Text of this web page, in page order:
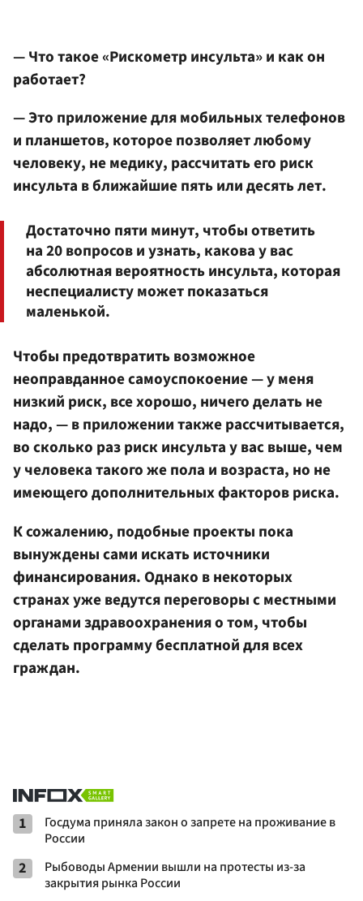
— Что такое «Рискометр инсульта» и как он
работает?
— Это приложение для мобильных телефонов
и планшетов, которое позволяет любому
человеку, не медику, рассчитать его риск
инсульта в ближайшие пять или десять лет.
Достаточно пяти минут, чтобы ответить
на 20 вопросов и узнать, какова у вас
абсолютная вероятность инсульта, которая
неспециалисту может показаться
маленькой.
Чтобы предотвратить возможное
неоправданное самоуспокоение — у меня
низкий риск, все хорошо, ничего делать не
надо, — в приложении также рассчитывается,
во сколько раз риск инсульта у вас выше, чем
у человека такого же пола и возраста, но не
имеющего дополнительных факторов риска.
К сожалению, подобные проекты пока
вынуждены сами искать источники
финансирования. Однако в некоторых
странах уже ведутся переговоры с местными
органами здравоохранения о том, чтобы
сделать программу бесплатной для всех
граждан.
1
Госдума приняла закон о запрете на проживание в
России
2
Рыбоводы Армении вышли на протесты из-за
закрытия рынка России